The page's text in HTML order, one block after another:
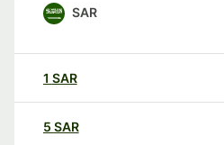
SAR
1 SAR
5 SAR